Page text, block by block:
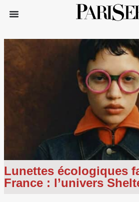
Lunettes écologiques
France : l’univers